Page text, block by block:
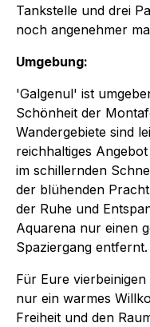
Tankstelle und drei
noch angenehmer
Umgebung:
'Galgenul' ist
Schönheit der
Wandergebiete sind
reichhaltiges
im schillernden
der blühenden
der Ruhe und
Aquarena nur einen
Spaziergang entfernt.
Für Eure
nur ein warmes
Freiheit und den